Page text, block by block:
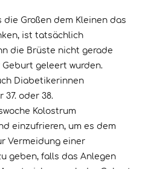
die Großen dem Kleinen das
ist tatsächlich
die Brüste nicht gerade
geleert wurden.
Diabetikerinnen
37. oder 38.
Kolostrum
einzufrieren, um es dem
Vermeidung einer
geben, falls das Anlegen